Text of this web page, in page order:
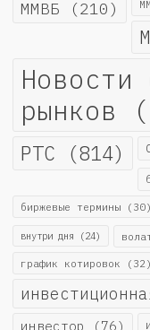
ММВБ (210)
Новости
рынков
РТС (814)
биржевые термины (30)
внутри дня (24)
график котировок (32)
инвестор (76)